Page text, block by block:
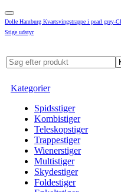
Dolle Hamburg Kvartsvingstrappe i pearl grey-
Stige udstyr
Kategorier
Spidsstiger
Kombistiger
Teleskopstiger
Trappestiger
Wienerstiger
Multistiger
Skydestiger
Foldestiger